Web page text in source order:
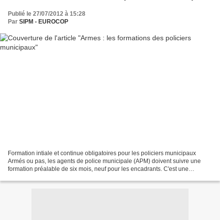
Publié le 27/07/2012 à 15:28
Par SIPM - EUROCOP
Formation intiale et continue obligatoires pour les policiers municipaux
Armés ou pas, les agents de police municipale (APM) doivent suivre une
formation préalable de six mois, neuf pour les encadrants. C'est une